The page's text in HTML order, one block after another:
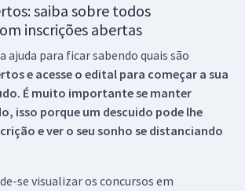
saiba sobre todos
inscrições abertas
ajuda para ficar sabendo quais são
e acesse o edital para começar a sua
É muito importante se manter
isso porque um descuido pode lhe
e ver o seu sonho se distanciando
se visualizar os concursos em